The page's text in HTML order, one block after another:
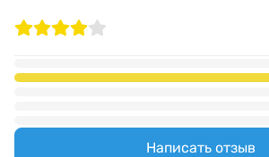
Написать отзыв